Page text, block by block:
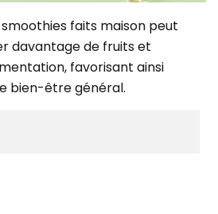
faits maison peut
davantage de fruits et
favorisant ainsi
bien-être général.